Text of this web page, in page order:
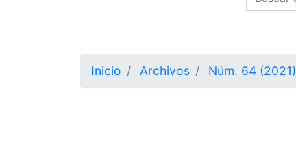
Inicio Archivos Núm. 64 (2021)